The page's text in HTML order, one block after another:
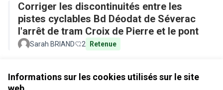
Informations sur les cookies utilisés sur le site
Corriger les discontinuités entre les
pistes cyclables Bd Déodat de Séverac
l'arrêt de tram Croix de Pierre et le pont
Sarah BRIAND 2 Retenue